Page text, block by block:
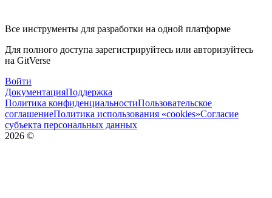
Все инструменты для разработки на одной платформе
Для полного доступа зарегистрируйтесь или авторизуйтесь
на GitVerse
Войти
ДокументацияПоддержка
Политика конфиденциальностиПользовательское
соглашениеПолитика использования «cookies»Согласие
субъекта персональных данных
2026 ©